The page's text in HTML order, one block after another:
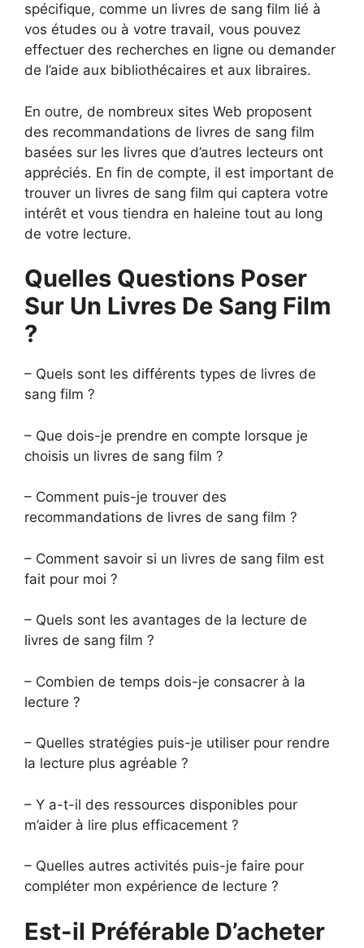
spécifique, comme un livres de sang film lié à
vos études ou à votre travail, vous pouvez
effectuer des recherches en ligne ou demander
de l’aide aux bibliothécaires et aux libraires.
En outre, de nombreux sites Web proposent
des recommandations de livres de sang film
basées sur les livres que d’autres lecteurs ont
appréciés. En fin de compte, il est important de
trouver un livres de sang film qui captera votre
intérêt et vous tiendra en haleine tout au long
de votre lecture.
Quelles Questions Poser
Sur Un Livres De Sang Film
?
– Quels sont les différents types de livres de
sang film ?
– Que dois-je prendre en compte lorsque je
choisis un livres de sang film ?
– Comment puis-je trouver des
recommandations de livres de sang film ?
– Comment savoir si un livres de sang film est
fait pour moi ?
– Quels sont les avantages de la lecture de
livres de sang film ?
– Combien de temps dois-je consacrer à la
lecture ?
– Quelles stratégies puis-je utiliser pour rendre
la lecture plus agréable ?
– Y a-t-il des ressources disponibles pour
m’aider à lire plus efficacement ?
– Quelles autres activités puis-je faire pour
compléter mon expérience de lecture ?
Est-il Préférable D’acheter